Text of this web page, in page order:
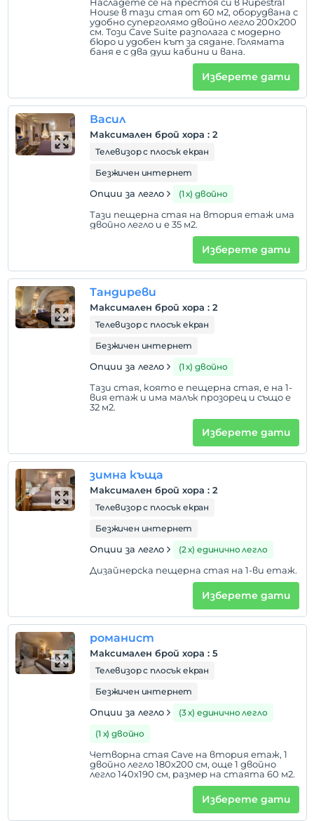
House в тази стая от 60 м2, оборудвана с
удобно суперголямо двойно легло 200x200
см. Този Cave Suite разполага с модерно
бюро и удобен кът за сядане. Голямата
баня е с два душ кабини и вана.
Изберете дати
Васил
Максимален брой хора : 2
Телевизор с плосък екран
Безжичен интернет
Опции за легло (1 х) двойно
Тази пещерна стая на втория етаж има
двойно легло и е 35 м2.
Изберете дати
Тандиреви
Максимален брой хора : 2
Телевизор с плосък екран
Безжичен интернет
Опции за легло (1 х) двойно
Тази стая, която е пещерна стая, е на 1-
вия етаж и има малък прозорец и също е
32 м2.
Изберете дати
зимна къща
Максимален брой хора : 2
Телевизор с плосък екран
Безжичен интернет
Опции за легло (2 х) единично легло
Дизайнерска пещерна стая на 1-ви етаж.
Изберете дати
романист
Максимален брой хора : 5
Телевизор с плосък екран
Безжичен интернет
Опции за легло
(3 х) единично легло
(1 х) двойно
Четворна стая Cave на втория етаж, 1
двойно легло 180x200 см, още 1 двойно
легло 140x190 см, размер на стаята 60 м2.
Изберете дати